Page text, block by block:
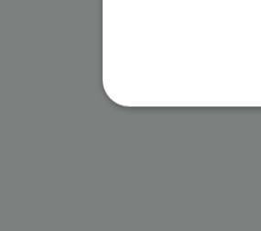
I cookie strettamente